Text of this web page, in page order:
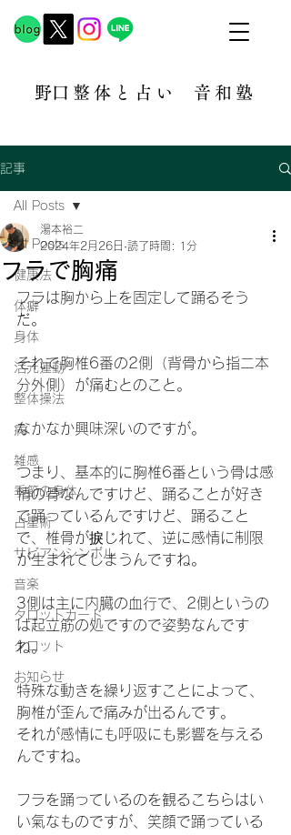
​野口整体と占い 音和塾​
記事
All Posts
健康法
体癖
身体
活元運動
整体操法
病
雑感
季節の身体
占星術
サビアンシンボル
音楽
タロットカード
タロット
お知らせ
All Posts
フラで胸痛
湯本裕二
2024年2月26日 読了時間: 1分
フラは胸から上を固定して踊るそう
だ。
それで胸椎6番の2側（背骨から指二本
分外側）が痛むとのこと。
なかなか興味深いのですが。
つまり、基本的に胸椎6番という骨は感
情の骨なんですけど、踊ることが好き
で踊っているんですけど、踊ること
で、椎骨が捩じれて、逆に感情に制限
が生まれてしまうんですね。
3側は主に内臓の血行で、2側というの
は起立筋の処ですので姿勢なんです
ね。
特殊な動きを繰り返すことによって、
胸椎が歪んで痛みが出るんです。
それが感情にも呼吸にも影響を与える
んですね。
フラを踊っているのを観るこちらはい
い氣なものですが、笑顔で踊っている